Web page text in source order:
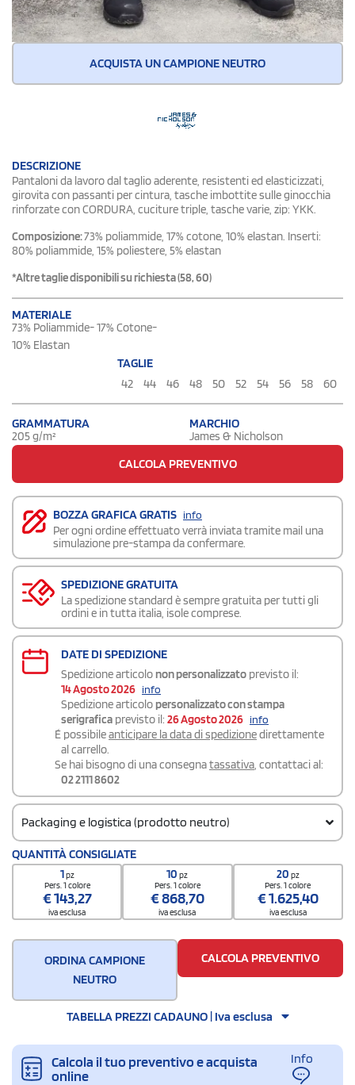
ACQUISTA UN CAMPIONE NEUTRO
DESCRIZIONE
Pantaloni da lavoro dal taglio aderente, resistenti ed elasticizzati,
girovita con passanti per cintura, tasche imbottite sulle ginocchia
rinforzate con CORDURA, cuciture triple, tasche varie, zip: YKK.
Composizione:73% poliammide, 17% cotone, 10% elastan. Inserti:
80% poliammide, 15% poliestere, 5% elastan
*Altre taglie disponibili su richiesta (58, 60)
MATERIALE
73% Poliammide- 17% Cotone-
10% Elastan
TAGLIE
42
44 46 48 50 52 54 56 58 60
GRAMMATURA
205 g/m²
MARCHIO
James & Nicholson
CALCOLA PREVENTIVO
BOZZA GRAFICA GRATIS info
Per ogni ordine effettuato verrà inviata tramite mail una
simulazione pre-stampa da confermare.
SPEDIZIONE GRATUITA
La spedizione standard è sempre gratuita per tutti gli
ordini e in tutta italia, isole comprese.
DATE DI SPEDIZIONE
Spedizione articolo non personalizzato previsto il:
14 Agosto 2026 info
Spedizione articolo personalizzato con stampa
serigrafica previsto il: 26 Agosto 2026 info
É possibileanticipare la data di spedizionedirettamente
al carrello.
Se hai bisogno di una consegnatassativa, contattaci al:
02 2111 8602
Packaging e logistica (prodotto neutro)
Codice doganale
62034311
QUANTITÀ CONSIGLIATE
1pz
Pers. 1 colore
€143,27
iva esclusa
10pz
Pers. 1 colore
€868,70
iva esclusa
20 pz
Pers. 1 colore
€1.625,40
iva esclusa
ORDINA CAMPIONE
NEUTRO
CALCOLA PREVENTIVO
TABELLA PREZZI CADAUNO | Iva esclusa
Calcola il tuo preventivo e acquista
online
Info